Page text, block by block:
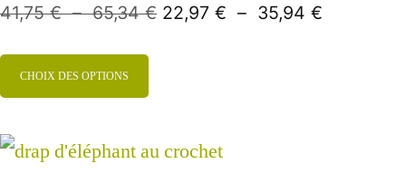
41,75€ – 65,34€ 22,97 € – 35,94 €
CHOIX DES OPTIONS